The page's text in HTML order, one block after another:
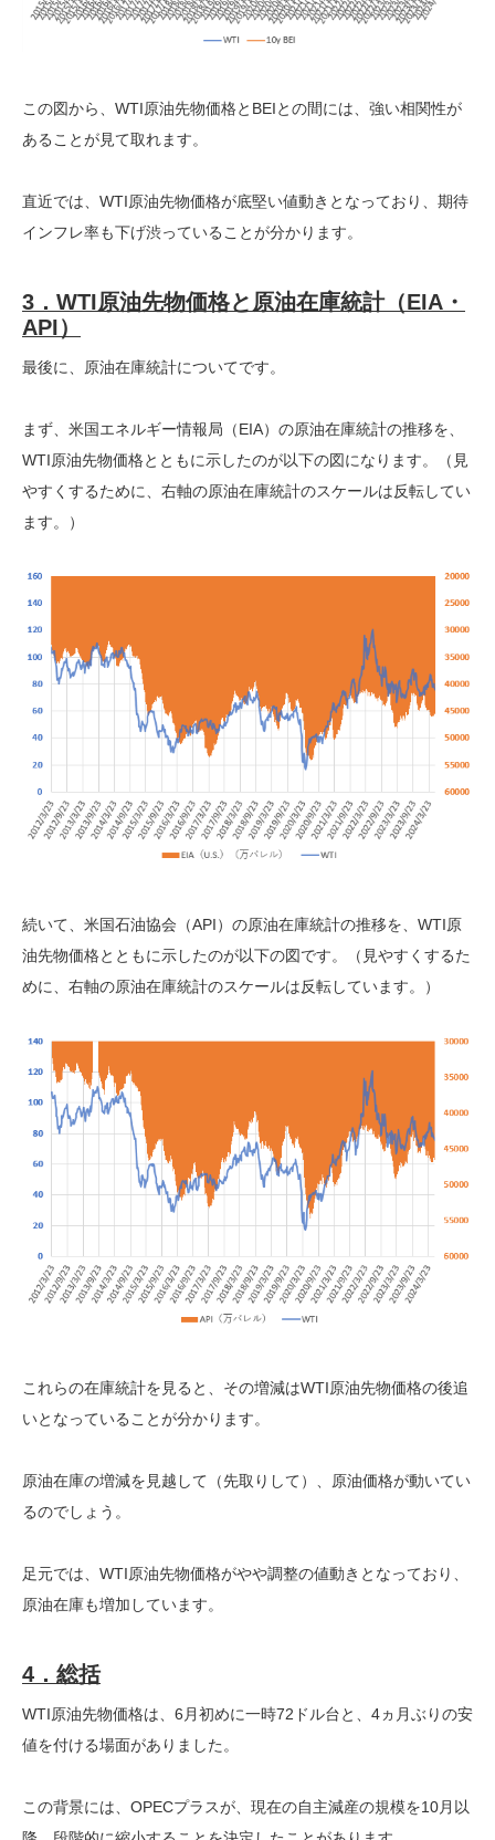
この図から、WTI原油先物価格とBEIとの間には、強い相関性が
あることが見て取れます。
直近では、WTI原油先物価格が底堅い値動きとなっており、期待
インフレ率も下げ渋っていることが分かります。
3．WTI原油先物価格と原油在庫統計（EIA・
API）
最後に、原油在庫統計についてです。
まず、米国エネルギー情報局（EIA）の原油在庫統計の推移を、
WTI原油先物価格とともに示したのが以下の図になります。（見
やすくするために、右軸の原油在庫統計のスケールは反転してい
ます。）
続いて、米国石油協会（API）の原油在庫統計の推移を、WTI原
油先物価格とともに示したのが以下の図です。（見やすくするた
めに、右軸の原油在庫統計のスケールは反転しています。）
これらの在庫統計を見ると、その増減はWTI原油先物価格の後追
いとなっていることが分かります。
原油在庫の増減を見越して（先取りして）、原油価格が動いてい
るのでしょう。
足元では、WTI原油先物価格がやや調整の値動きとなっており、
原油在庫も増加しています。
4．総括
WTI原油先物価格は、6月初めに一時72ドル台と、4ヵ月ぶりの安
値を付ける場面がありました。
この背景には、OPECプラスが、現在の自主減産の規模を10月以